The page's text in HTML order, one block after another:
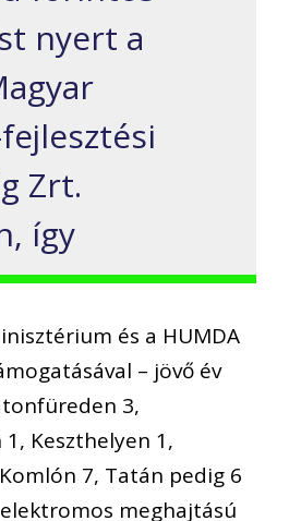
nyert a
Zrt.
így
és a HUMDA
– jövő év
3,
Keszthelyen 1,
7, Tatán pedig 6
meghajtású